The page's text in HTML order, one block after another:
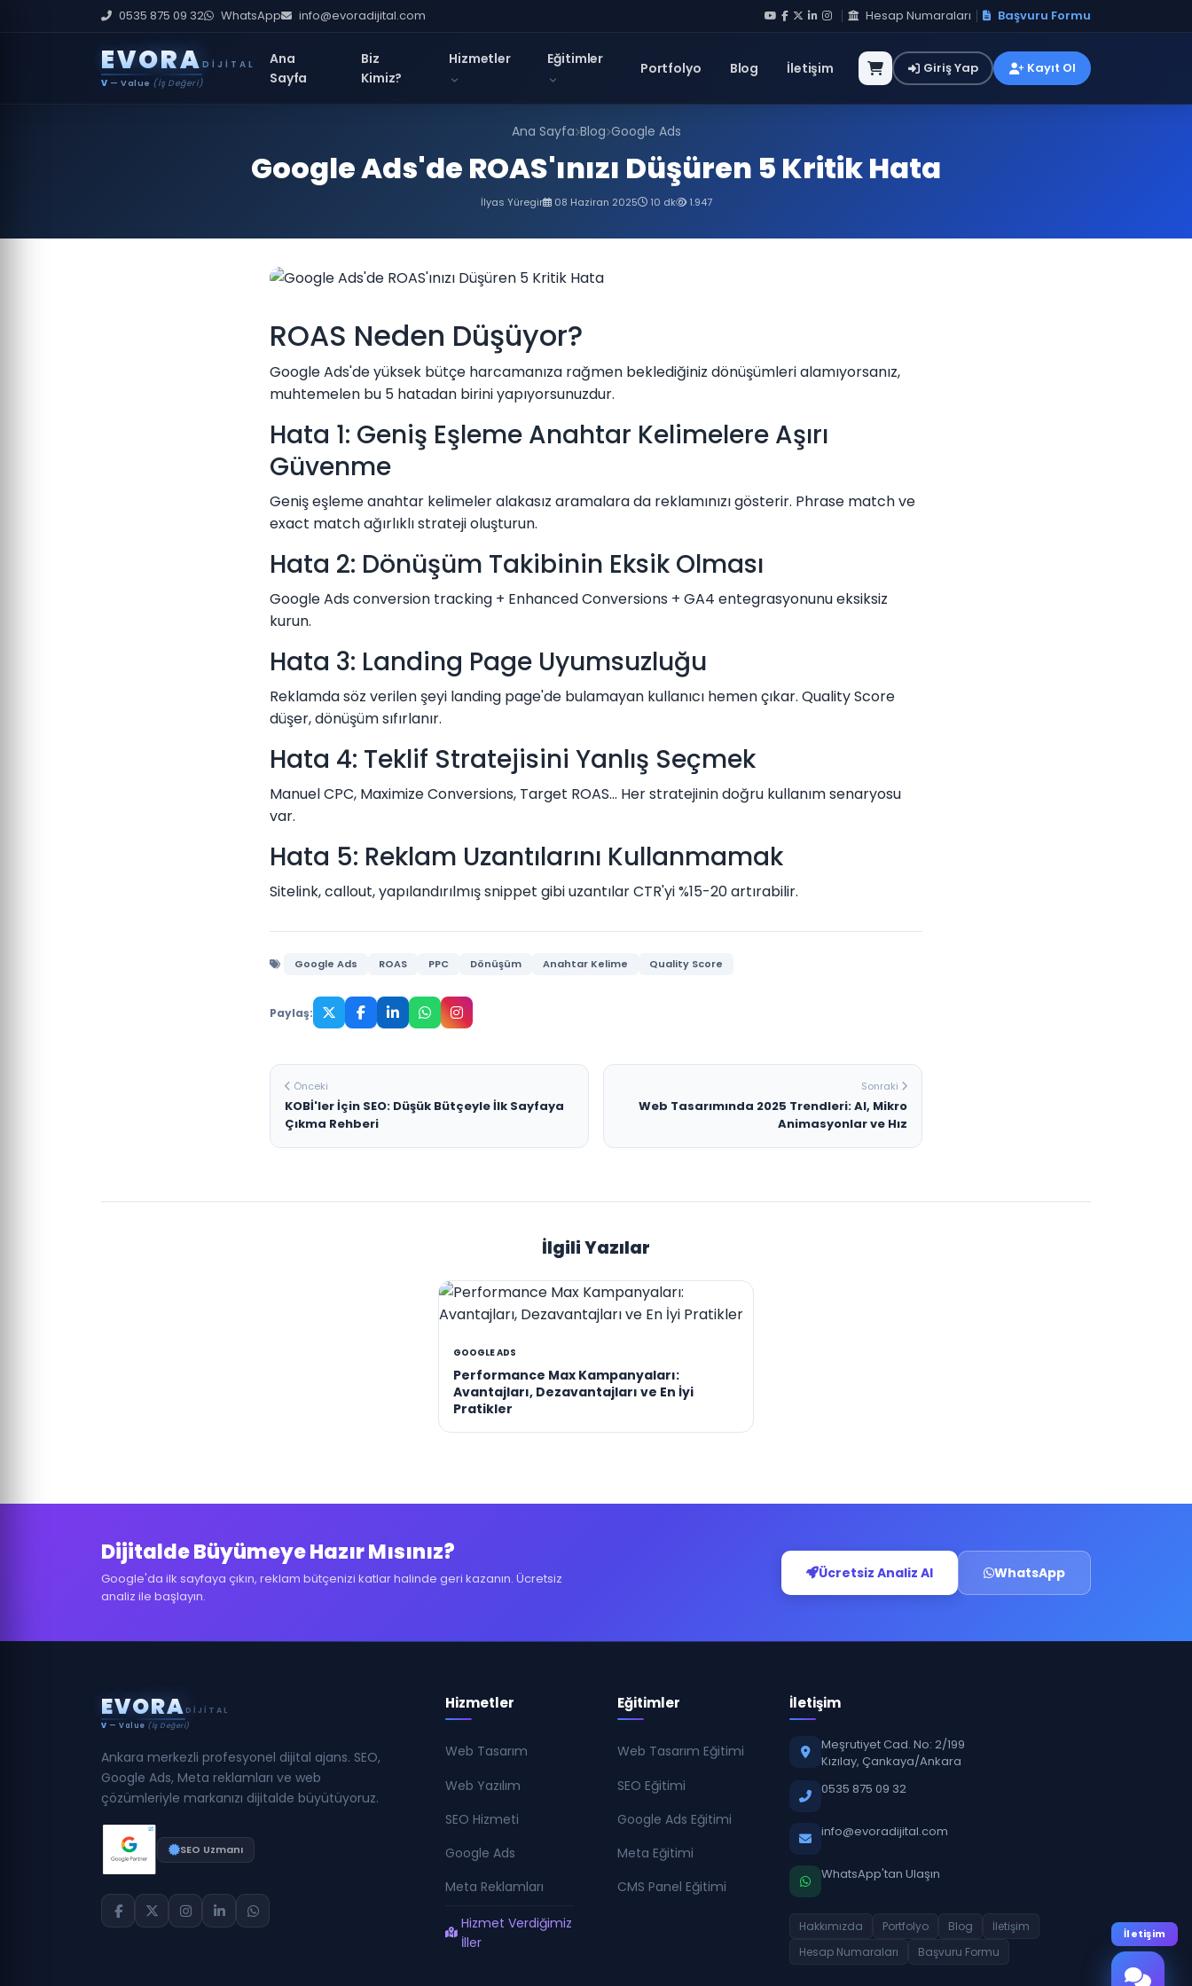
0535 875 09 32 WhatsApp info@evoradijital.com Hesap Numaraları Başvuru Formu
EVORA DIJITAL
V — Value (İş Değeri)
Ana
Sayfa
Biz
Kimiz?
Hizmetler Eğitimler
Portfolyo Blog İletişim Giriş Yap Kayıt Ol
Ana Sayfa Blog Google Ads
Google Ads'de ROAS'ınızı Düşüren 5 Kritik Hata
İlyas Yüregir 08 Haziran 2025 10 dk 1.947
ROAS Neden Düşüyor?
Google Ads'de yüksek bütçe harcamanıza rağmen beklediğiniz dönüşümleri alamıyorsanız,
muhtemelen bu 5 hatadan birini yapıyorsunuzdur.
Hata 1: Geniş Eşleme Anahtar Kelimelere Aşırı
Güvenme
Geniş eşleme anahtar kelimeler alakasız aramalara da reklamınızı gösterir. Phrase match ve
exact match ağırlıklı strateji oluşturun.
Hata 2: Dönüşüm Takibinin Eksik Olması
Google Ads conversion tracking + Enhanced Conversions + GA4 entegrasyonunu eksiksiz
kurun.
Hata 3: Landing Page Uyumsuzluğu
Reklamda söz verilen şeyi landing page'de bulamayan kullanıcı hemen çıkar. Quality Score
düşer, dönüşüm sıfırlanır.
Hata 4: Teklif Stratejisini Yanlış Seçmek
Manuel CPC, Maximize Conversions, Target ROAS... Her stratejinin doğru kullanım senaryosu
var.
Hata 5: Reklam Uzantılarını Kullanmamak
Sitelink, callout, yapılandırılmış snippet gibi uzantılar CTR'yi %15-20 artırabilir.
Google Ads ROAS PPC Dönüşüm Anahtar Kelime Quality Score
Paylaş:
Önceki
KOBİ'ler İçin SEO: Düşük Bütçeyle İlk Sayfaya
Çıkma Rehberi
Sonraki
Web Tasarımında 2025 Trendleri: AI, Mikro
Animasyonlar ve Hız
İlgili Yazılar
GOOGLE ADS
Performance Max Kampanyaları:
Avantajları, Dezavantajları ve En İyi
Pratikler
Dijitalde Büyümeye Hazır Mısınız?
Google'da ilk sayfaya çıkın, reklam bütçenizi katlar halinde geri kazanın. Ücretsiz
analiz ile başlayın.
Ücretsiz Analiz Al WhatsApp
EVORA DIJITAL
V — Value (İş Değeri)
Ankara merkezli profesyonel dijital ajans. SEO,
Google Ads, Meta reklamları ve web
çözümleriyle markanızı dijitalde büyütüyoruz.
SEO Uzmanı
Hizmetler
Web Tasarım
Web Yazılım
SEO Hizmeti
Google Ads
Meta Reklamları
Hizmet Verdiğimiz
İller
Eğitimler
Web Tasarım Eğitimi
SEO Eğitimi
Google Ads Eğitimi
Meta Eğitimi
CMS Panel Eğitimi
İletişim
Meşrutiyet Cad. No: 2/199
Kızılay, Çankaya/Ankara
0535 875 09 32
info@evoradijital.com
WhatsApp'tan Ulaşın
Hakkımızda Portfolyo Blog
İletişim
Hesap Numaraları
Başvuru Formu
İletişim